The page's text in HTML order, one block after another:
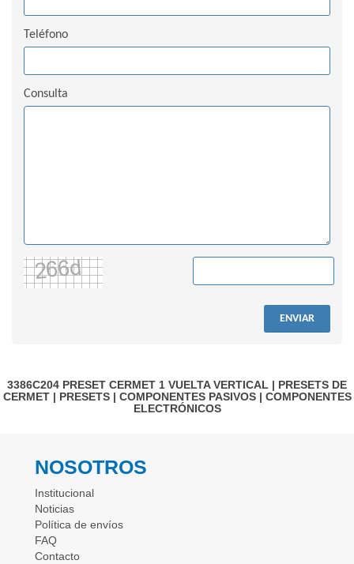
Teléfono
Consulta
ENVIAR
3386C204 PRESET CERMET 1 VUELTA VERTICAL | PRESETS DE
CERMET| PRESETS| COMPONENTES PASIVOS| COMPONENTES
ELECTRÓNICOS
NOSOTROS
Institucional
Noticias
Política de envíos
FAQ
Contacto